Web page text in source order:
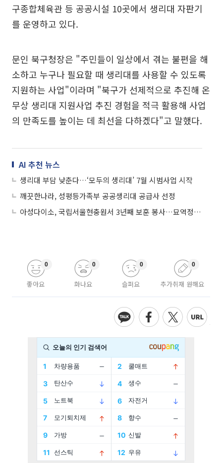
구종합체육관 등 공공시설 10곳에서 생리대 자판기
를 운영하고 있다.
문인 북구청장은 "주민들이 일상에서 겪는 불편을 해
소하고 누구나 필요할 때 생리대를 사용할 수 있도록
지원하는 사업"이라며 "북구가 선제적으로 추진해 온
무상 생리대 지원사업 추진 경험을 적극 활용해 사업
의 만족도를 높이는 데 최선을 다하겠다"고 말했다.
AI 추천 뉴스
생리대 부담 낮춘다…‘모두의 생리대’ 7월 시범사업 시작
깨끗한나라, 성평등가족부 공공생리대 공급사 선정
아성다이소, 국립서울현충원서 3년째 보훈 봉사…묘역정화 힘 보태
좋아요
0
화나요
0
슬퍼요
0
추가취재 원해요
0